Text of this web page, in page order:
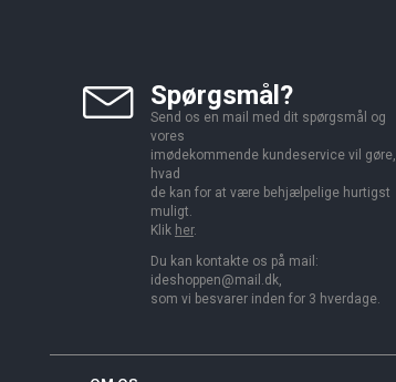
Spørgsmål?
Send os en mail med dit spørgsmål og
vores
imødekommende kundeservice vil gøre,
hvad
de kan for at være behjælpelige hurtigst
muligt.
Klik her.
Du kan kontakte os på mail:
ideshoppen@mail.dk,
som vi besvarer inden for 3 hverdage.